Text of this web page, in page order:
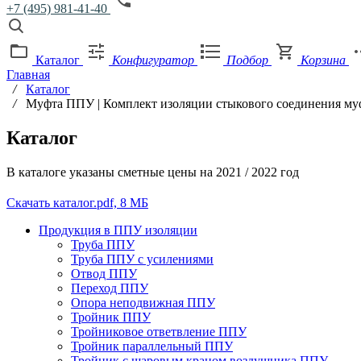
+7 (495) 981-41-40
Каталог Конфигуратор Подбор Корзина
Главная
/
Каталог
/
Муфта ППУ | Комплект изоляции стыкового соединения
Каталог
В каталоге указаны сметные цены на 2021 / 2022 год
Скачать каталог.pdf, 8 МБ
Продукция в ППУ изоляции
Труба ППУ
Труба ППУ с усилениями
Отвод ППУ
Переход ППУ
Опора неподвижная ППУ
Тройник ППУ
Тройниковое ответвление ППУ
Тройник параллельный ППУ